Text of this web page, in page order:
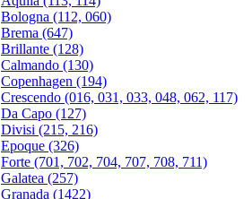
Bologna (112, 060)
Brema (647)
Brillante (128)
Calmando (130)
Copenhagen (194)
Crescendo (016, 031, 033, 048, 062, 117)
Da Capo (127)
Divisi (215, 216)
Epoque (326)
Forte (701, 702, 704, 707, 708, 711)
Galatea (257)
Granada (1422)